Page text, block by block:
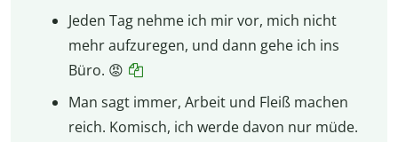
Jeden Tag nehme ich mir vor, mich nicht
mehr aufzuregen, und dann gehe ich ins
Büro. 😡
Man sagt immer, Arbeit und Fleiß machen
reich. Komisch, ich werde davon nur müde.